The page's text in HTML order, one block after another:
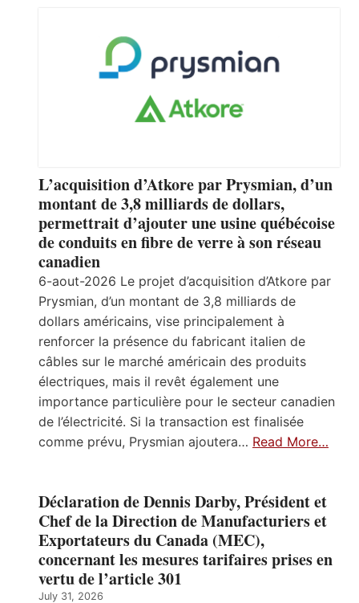
L’acquisition d’Atkore par Prysmian, d’un
montant de 3,8 milliards de dollars,
permettrait d’ajouter une usine québécoise
de conduits en fibre de verre à son réseau
canadien
6-aout-2026 Le projet d’acquisition d’Atkore par
Prysmian, d’un montant de 3,8 milliards de
dollars américains, vise principalement à
renforcer la présence du fabricant italien de
câbles sur le marché américain des produits
électriques, mais il revêt également une
importance particulière pour le secteur canadien
de l’électricité. Si la transaction est finalisée
comme prévu, Prysmian ajoutera… Read More…
Déclaration de Dennis Darby, Président et
Chef de la Direction de Manufacturiers et
Exportateurs du Canada (MEC),
concernant les mesures tarifaires prises en
vertu de l’article 301
July 31, 2026